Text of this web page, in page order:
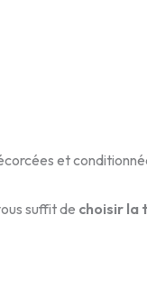
et
suffit de choisir la